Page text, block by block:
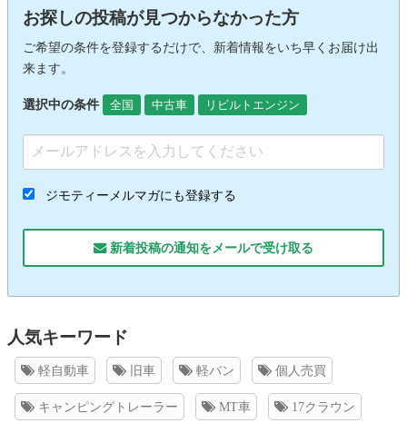
お探しの投稿が見つからなかった方
ご希望の条件を登録するだけで、新着情報をいち早くお届け出
来ます。
選択中の条件 全国 中古車 リビルトエンジン
ジモティーメルマガにも登録する
新着投稿の通知をメールで受け取る
人気キーワード
軽自動車 旧車 軽バン 個人売買
キャンピングトレーラー MT車 17クラウン